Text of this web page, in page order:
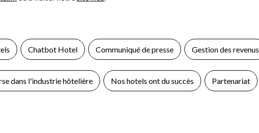
Chatbot Hotel Communiqué de presse Gestion des revenus
dans l'industrie hôtelière Nos hotels ont du succès Partenariat